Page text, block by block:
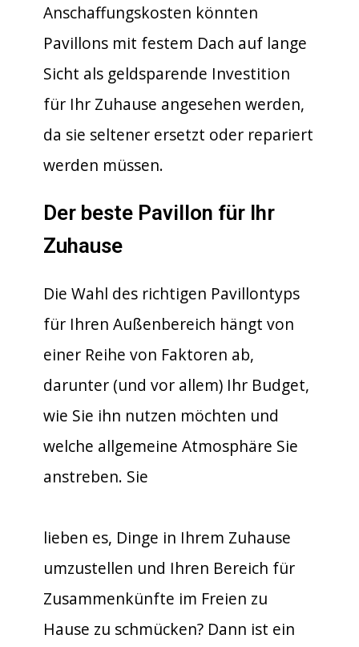
Anschaffungskosten könnten
Pavillons mit festem Dach auf lange
Sicht als geldsparende Investition
für Ihr Zuhause angesehen werden,
da sie seltener ersetzt oder repariert
werden müssen.
Der beste Pavillon für Ihr
Zuhause
Die Wahl des richtigen Pavillontyps
für Ihren Außenbereich hängt von
einer Reihe von Faktoren ab,
darunter (und vor allem) Ihr Budget,
wie Sie ihn nutzen möchten und
welche allgemeine Atmosphäre Sie
anstreben. Sie
lieben es, Dinge in Ihrem Zuhause
umzustellen und Ihren Bereich für
Zusammenkünfte im Freien zu
Hause zu schmücken? Dann ist ein